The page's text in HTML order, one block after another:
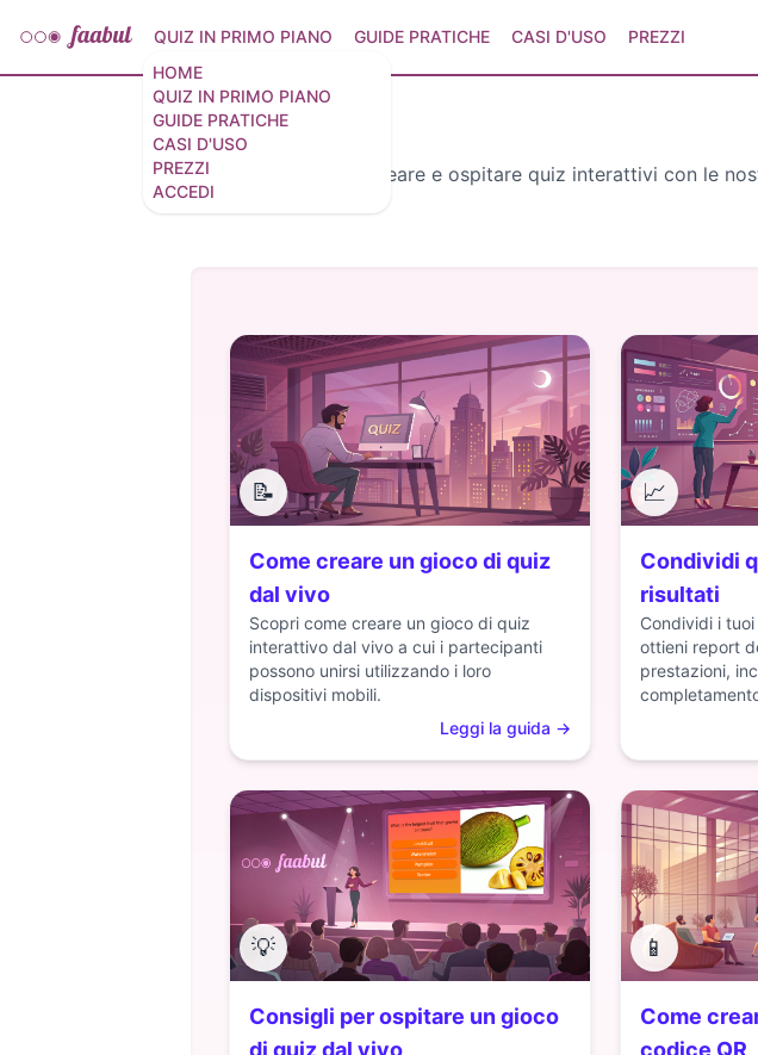
HOME
QUIZ IN PRIMO PIANO
GUIDE PRATICHE
CASI D'USO
PREZZI
ACCEDI
QUIZ IN PRIMO PIANO GUIDE PRATICHE CASI D'USO PREZZI
Scopri come creare e ospitare quiz interattivi con le
📝
Come creare un gioco di quiz
dal vivo
Scopri come creare un gioco di quiz
interattivo dal vivo a cui i partecipanti
possono unirsi utilizzando i loro
dispositivi mobili.
Leggi la guida →
📈
Condividi
risultati
Condividi i
ottieni report
prestazioni,
💡
Consigli per ospitare un gioco
di quiz dal vivo
📱
Come
codice QR